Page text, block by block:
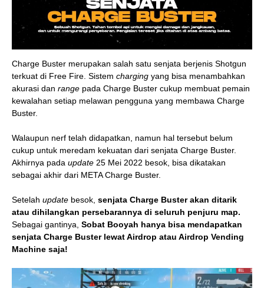
Charge Buster merupakan salah satu senjata berjenis Shotgun
terkuat di Free Fire. Sistem charging yang bisa menambahkan
akurasi dan range pada Charge Buster cukup membuat pemain
kewalahan setiap melawan pengguna yang membawa Charge
Buster.
Walaupun nerf telah didapatkan, namun hal tersebut belum
cukup untuk meredam kekuatan dari senjata Charge Buster.
Akhirnya pada update 25 Mei 2022 besok, bisa dikatakan
sebagai akhir dari META Charge Buster.
Setelah update besok, senjata Charge Buster akan ditarik
atau dihilangkan persebarannya di seluruh penjuru map.
Sebagai gantinya, Sobat Booyah hanya bisa mendapatkan
senjata Charge Buster lewat Airdrop atau Airdrop Vending
Machine saja!